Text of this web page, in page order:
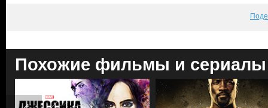
Похожие фильмы и сериалы